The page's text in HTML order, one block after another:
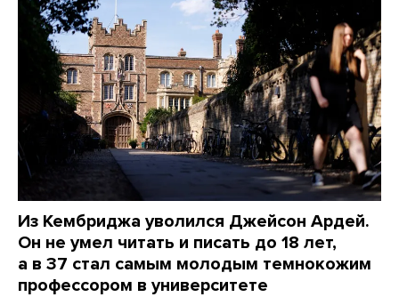
Из Кембриджа уволился Джейсон Ардей.
Он не умел читать и писать до 18 лет,
а в 37 стал самым молодым темнокожим
профессором в университете